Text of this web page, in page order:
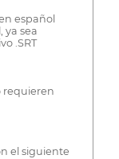
español
ya sea
.SRT
requieren
el siguiente